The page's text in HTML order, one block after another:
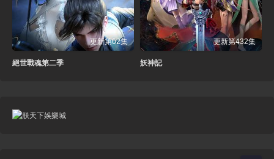
更新第02集
絕世戰魂第二季
更新第432集
妖神記